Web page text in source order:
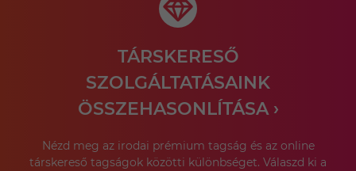
TÁRSKERESŐ
SZOLGÁLTATÁSAINK
ÖSSZEHASONLÍTÁSA ›
Nézd meg az irodai prémium tagság és az online
társkereső tagságok közötti különbséget. Válaszd ki a